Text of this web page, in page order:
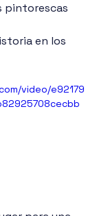
pintorescas
en los
video/e92179